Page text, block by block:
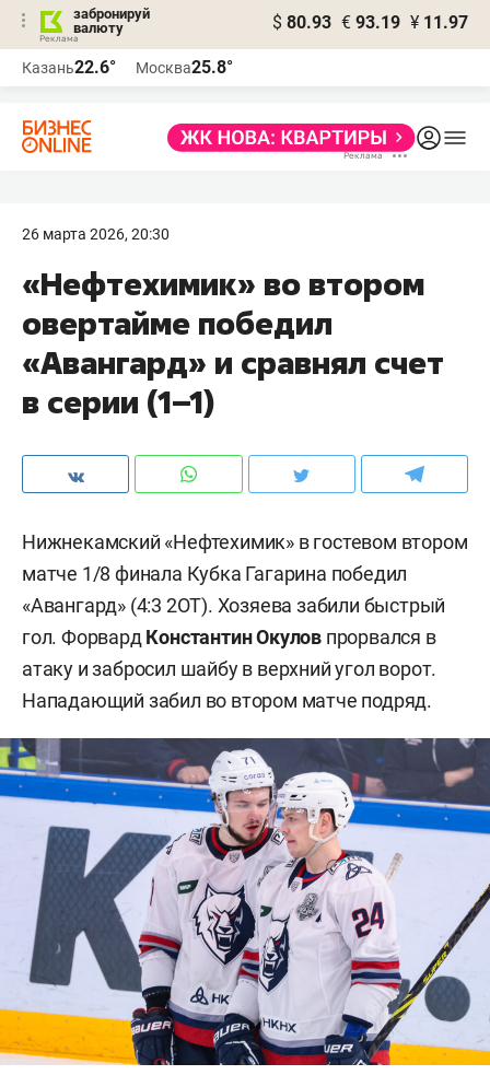
забронируй
валюту
$ 80.93 € 93.19 ¥ 11.97
Казань22.6° Москва25.8°
26 марта 2026, 20:30
«Нефтехимик» во втором
овертайме победил
«Авангард» и сравнял счет
в серии (1–1)
Нижнекамский «Нефтехимик» в гостевом втором
матче 1/8 финала Кубка Гагарина победил
«Авангард» (4:3 2ОТ). Хозяева забили быстрый
гол. Форвард Константин Окулов прорвался в
атаку и забросил шайбу в верхний угол ворот.
Нападающий забил во втором матче подряд.